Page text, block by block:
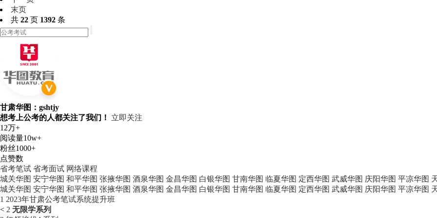
末页
共 22 页 1392 条
甘肃华图：gshtjy
想考上公考的人都关注了我们！ 立即关注
12万+
阅读量10w+
粉丝1000+
点赞数
省考笔试 省考面试 网络课程
城关华图 安宁华图 和平华图 张掖华图 酒泉华图 金昌华图 白银华图 甘南华图 临夏华图 定西华图 武威华图 庆阳华图 平凉华图
城关华图 安宁华图 和平华图 张掖华图 酒泉华图 金昌华图 白银华图 甘南华图 临夏华图 定西华图 武威华图 庆阳华图 平凉华图
1 2023年甘肃公考笔试系统提升班
< 2 无限学系列